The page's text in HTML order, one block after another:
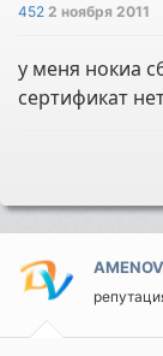
4522 ноября 2011
у меня нокиа
сертификат
AMENOV